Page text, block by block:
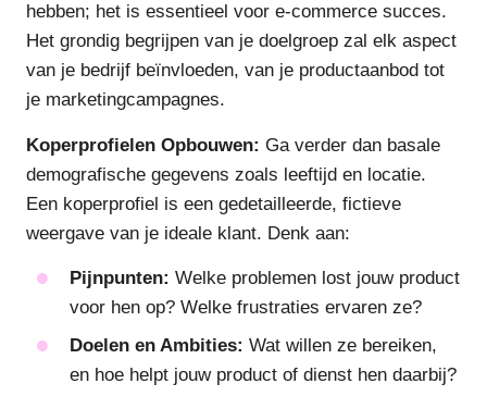
hebben; het is essentieel voor e-commerce succes.
Het grondig begrijpen van je doelgroep zal elk aspect
van je bedrijf beïnvloeden, van je productaanbod tot
je marketingcampagnes.
Koperprofielen Opbouwen: Ga verder dan basale
demografische gegevens zoals leeftijd en locatie.
Een koperprofiel is een gedetailleerde, fictieve
weergave van je ideale klant. Denk aan:
Pijnpunten: Welke problemen lost jouw product
voor hen op? Welke frustraties ervaren ze?
Doelen en Ambities: Wat willen ze bereiken,
en hoe helpt jouw product of dienst hen daarbij?